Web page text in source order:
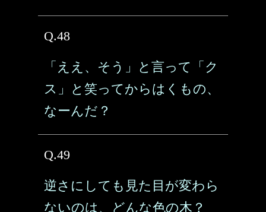
Q.48
「ええ、そう」と言って「ク
ス」と笑ってからはくもの、
なーんだ？
Q.49
逆さにしても見た目が変わら
ないのは、どんな色の木？